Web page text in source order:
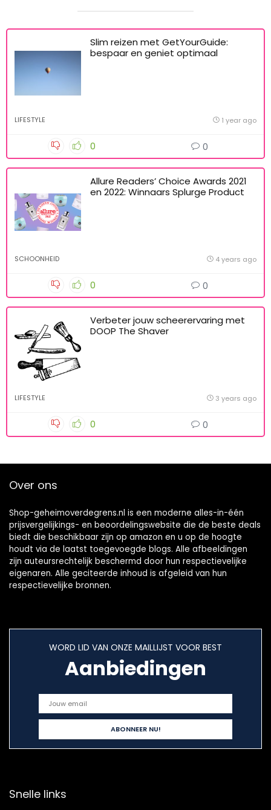
Slim reizen met GetYourGuide:
bespaar en geniet optimaal
LIFESTYLE 1 year ago
0 0
Allure Readers’ Choice Awards 2021
en 2022: Winnaars Splurge Product
SCHOONHEID 4 years ago
0 0
Verbeter jouw scheerervaring met
DOOP The Shaver
LIFESTYLE 3 years ago
0 0
Over ons
Shop-geheimoverdegrens.nl is een moderne alles-in-één
prijsvergelijkings- en beoordelingswebsite die de beste deals
biedt die beschikbaar zijn op amazon en u op de hoogte
houdt via de laatst toegevoegde blogs. Alle afbeeldingen
zijn auteursrechtelijk beschermd door hun respectievelijke
eigenaren. Alle geciteerde inhoud is afgeleid van hun
respectievelijke bronnen.
WORD LID VAN ONZE MAILLIJST VOOR BEST
Aanbiedingen
Snelle links